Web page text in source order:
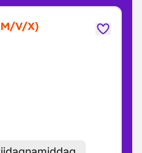
V/X)